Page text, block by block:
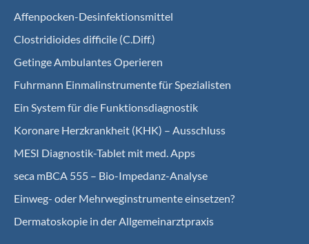
Affenpocken-Desinfektionsmittel
Clostridioides difficile (C.Diff.)
Getinge Ambulantes Operieren
Fuhrmann Einmalinstrumente für Spezialisten
Ein System für die Funktionsdiagnostik
Koro­nare Herz­krank­heit (KHK) – Ausschluss
MESI Diagnostik-Tablet mit med. Apps
seca mBCA 555 – Bio-Impedanz-Analyse
Einweg- oder Mehrweginstrumente einsetzen?
Dermatoskopie in der Allgemeinarztpraxis